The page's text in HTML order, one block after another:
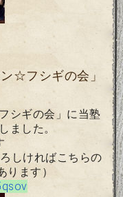
☆フシギの会」
シギの会」 に当塾
ました。
しければこちらの
ます）